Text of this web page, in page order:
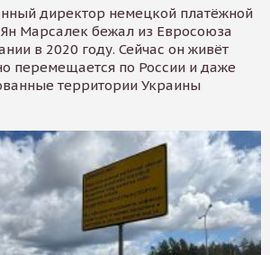
директор немецкой платёжной
Марсалек бежал из Евросоюза
в 2020 году. Сейчас он живёт
перемещается по России и даже
территории Украины